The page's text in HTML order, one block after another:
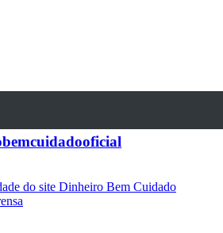
do site Dinheiro Bem Cuidado